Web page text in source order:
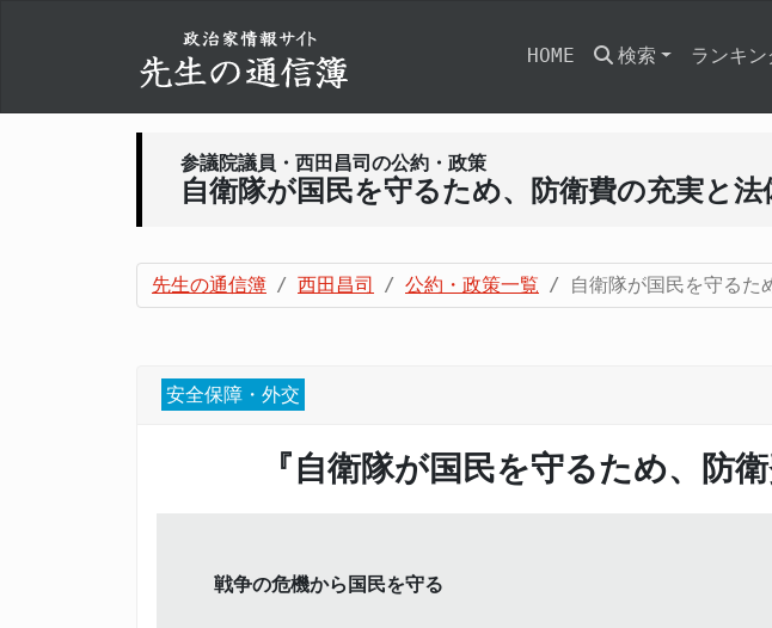
HOME 検索 ランキン
参議院議員・西田昌司の公約・政策
自衛隊が国民を守るため、防衛費の充実と
先生の通信簿 西田昌司 公約・政策一覧 自衛隊が国民を守るた
安全保障・外交
『自衛隊が国民を守るため、防
戦争の危機から国民を守る